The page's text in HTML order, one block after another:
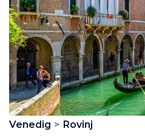
Venedig
Rovinj